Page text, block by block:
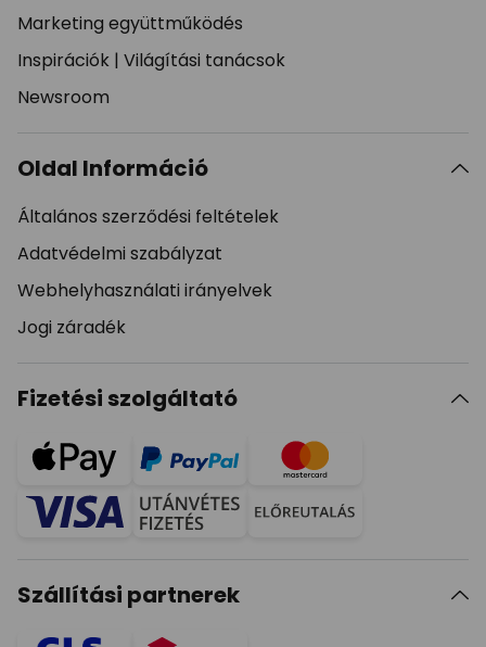
Marketing együttműködés
Inspirációk | Világítási tanácsok
Newsroom
Oldal Információ
Általános szerződési feltételek
Adatvédelmi szabályzat
Webhelyhasználati irányelvek
Jogi záradék
Fizetési szolgáltató
Szállítási partnerek